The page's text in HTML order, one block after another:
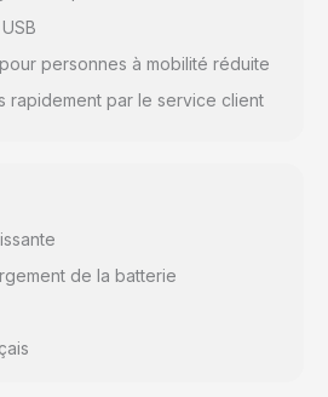
amovibles. Après avoir
reçu le produit, vous
pouvez l'installer ou le
démonter selon vos
transport, empêchant le
produit de fonctionner
personnes à mobilité réduite
rapidement par le service client
de la batterie